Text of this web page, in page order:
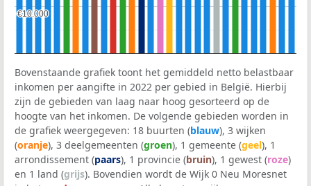
€10.000
€10.000
Bovenstaande grafiek toont het gemiddeld netto belastbaar
inkomen per aangifte in 2022 per gebied in België. Hierbij
zijn de gebieden van laag naar hoog gesorteerd op de
hoogte van het inkomen. De volgende gebieden worden in
de grafiek weergegeven: 18 buurten (blauw), 3 wijken
(oranje), 3 deelgemeenten (groen), 1 gemeente (geel), 1
arrondissement (paars), 1 provincie (bruin), 1 gewest (roze)
en 1 land (grijs). Bovendien wordt de Wijk 0 Neu Moresnet